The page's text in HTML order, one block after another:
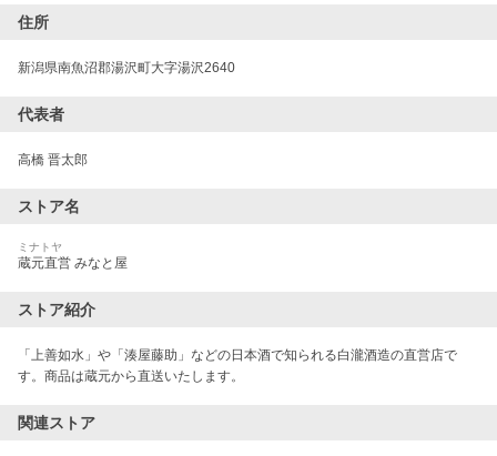
住所
新潟県南魚沼郡湯沢町大字湯沢2640
代表者
高橋 晋太郎
ストア名
ミナトヤ
蔵元直営 みなと屋
ストア紹介
「上善如水」や「湊屋藤助」などの日本酒で知られる白瀧酒造の直営店で
す。商品は蔵元から直送いたします。
関連ストア